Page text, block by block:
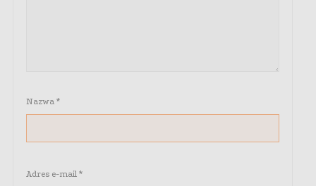
Nazwa *
Adres e-mail *